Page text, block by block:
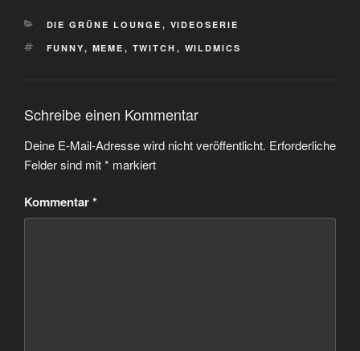
KATEGORIEN
DIE GRÜNE LOUNGE , VIDEOSERIE
SCHLAGWÖRTER
FUNNY, MEME , TWITCH , WILDMICS
Schreibe einen Kommentar
Deine E-Mail-Adresse wird nicht veröffentlicht. Erforderliche
Felder sind mit* markiert
Kommentar*